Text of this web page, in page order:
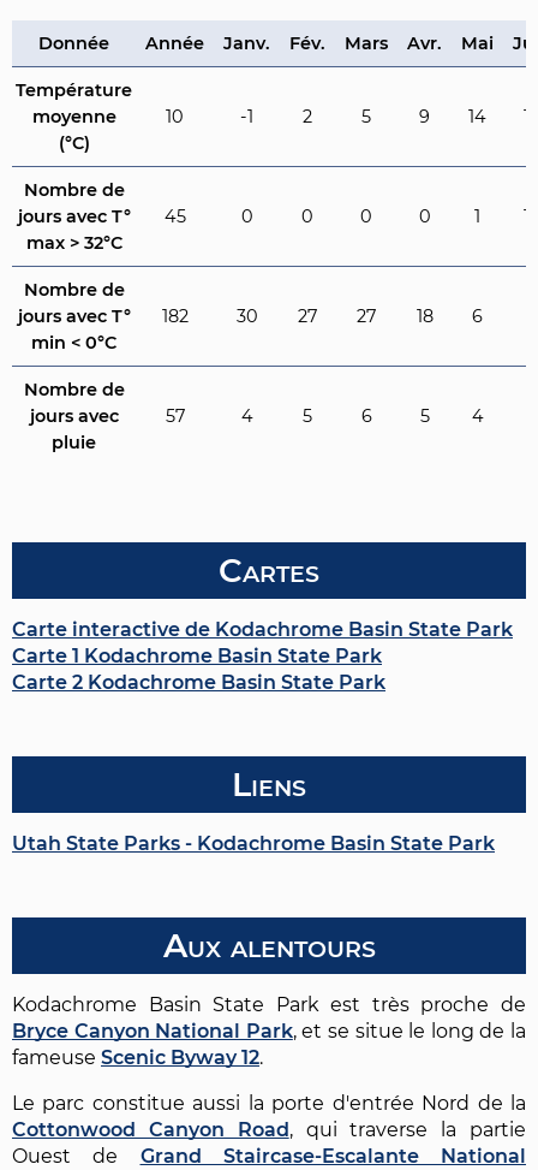
Donnée Année Janv. Fév. Mars Avr. Mai
Température
moyenne
(°C)
10 -1 2 5 9 14
Nombre de
jours avec T°
max > 32°C
45 0 0 0 0 1
Nombre de
jours avec T°
min < 0°C
182 30 27 27 18 6
Nombre de
jours avec
pluie
57 4 5 6 5 4
Cartes
Carte interactive de Kodachrome Basin State Park
Carte 1 Kodachrome Basin State Park
Carte 2 Kodachrome Basin State Park
Liens
Utah State Parks - Kodachrome Basin State Park
Aux alentours
Kodachrome Basin State Park est très proche de
Bryce Canyon National Park, et se situe le long de la
fameuse Scenic Byway 12.
Le parc constitue aussi la porte d'entrée Nord de la
Cottonwood Canyon Road, qui traverse la partie
Ouest de Grand Staircase-Escalante National